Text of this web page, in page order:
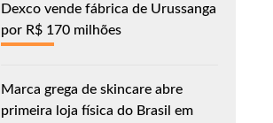
Dexco vende fábrica de Urussanga
por R$ 170 milhões
Marca grega de skincare abre
primeira loja física do Brasil em